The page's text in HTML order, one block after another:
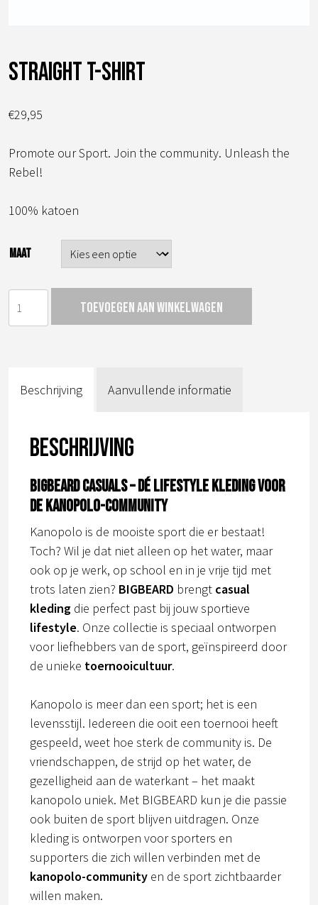
straight t-shirt
€29,95
Promote our Sport. Join the community. Unleash the
Rebel!
100% katoen
MAAT
Toevoegen aan winkelwagen
Beschrijving Aanvullende informatie
Beschrijving
BIGBEARD CASUALS – Dé lifestyle kleding voor
de kanopolo-community
Kanopolo is de mooiste sport die er bestaat!
Toch? Wil je dat niet alleen op het water, maar
ook op je werk, op school en in je vrije tijd met
trots laten zien? BIGBEARD brengt casual
kleding die perfect past bij jouw sportieve
lifestyle. Onze collectie is speciaal ontworpen
voor liefhebbers van de sport, geïnspireerd door
de unieke toernooicultuur.
Kanopolo is meer dan een sport; het is een
levensstijl. Iedereen die ooit een toernooi heeft
gespeeld, weet hoe sterk de community is. De
vriendschappen, de strijd op het water, de
gezelligheid aan de waterkant – het maakt
kanopolo uniek. Met BIGBEARD kun je die passie
ook buiten de sport blijven uitdragen. Onze
kleding is ontworpen voor sporters en
supporters die zich willen verbinden met de
kanopolo-community en de sport zichtbaarder
willen maken.